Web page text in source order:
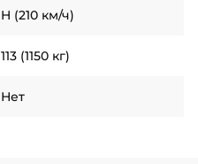
H (210 км/ч)
113 (1150 кг)
Нет